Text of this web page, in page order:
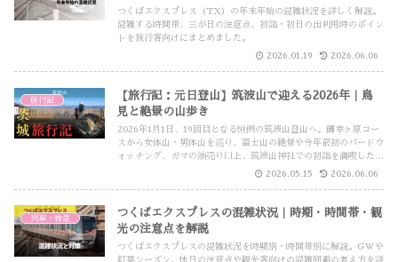
つくばエクスプレス（TX）の年末年始の混雑状況を詳しく解説。
混雑する時間帯、三が日の注意点、初詣・初日の出利用時のポイン
トを旅行客向けにまとめました。
2026.01.19 2026.06.06
旅行記
【旅行記：元日登山】筑波山で迎える2026年｜鳥
見と絶景の山歩き
2026年1月1日、19回目となる恒例の筑波山登山へ。御幸ヶ原コー
スから女体山・男体山を巡り、富士山の絶景や今年最初のバードウ
ォッチング、ガマの油売り口上、筑波山神社での初詣を満喫した元
2026.05.15 2026.06.06
列車・特急
つくばエクスプレスの混雑状況｜時期・時間帯・観
光の注意点を解説
つくばエクスプレスの混雑状況を時期別・時間帯別に解説。GWや